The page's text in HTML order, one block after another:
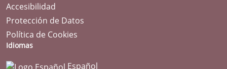
Accesibilidad
Protección de Datos
Política de Cookies
Idiomas
Español